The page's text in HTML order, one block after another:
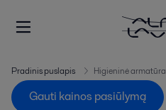
Pradinis puslapis Higieninė armatūra
Gauti kainos pasiūlymą